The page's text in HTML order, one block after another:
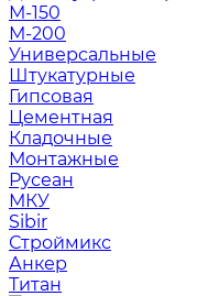
М-150
М-200
Универсальные
Штукатурные
Гипсовая
Цементная
Кладочные
Монтажные
Русеан
МКУ
Sibir
Строймикс
Анкер
Титан